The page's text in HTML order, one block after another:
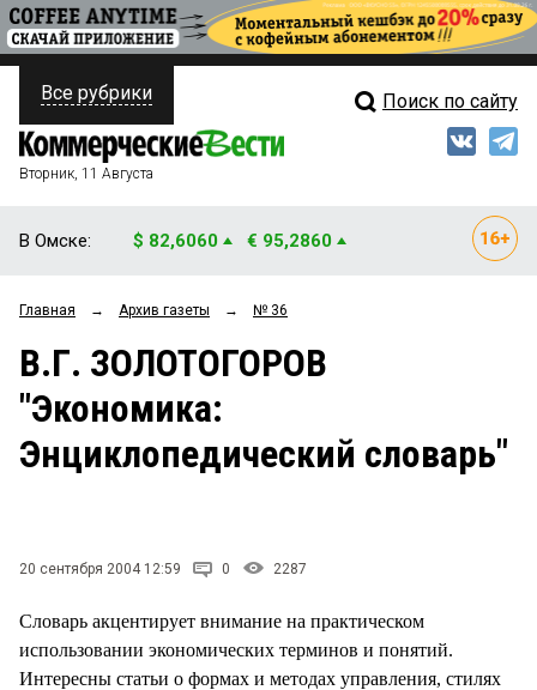
ПОЛИТИКА
ФИНАНСЫ
ОБЩЕСТВО
ЗАКОН
НОВОСТИ КОМПАНИЙ
Свежий выпуск
Рейтинги
Архив
Все рубрики Поиск по сайту
Вторник, 11 Августа
В Омске: $ 82,6060 € 95,2860
Главная → Архив газеты → № 36
В.Г. ЗОЛОТОГОРОВ
"Экономика:
Энциклопедический словарь"
20 сентября 2004 12:59 0 2287
Словарь акцентирует внимание на практическом
использовании экономических терминов и понятий.
Интересны статьи о формах и методах управления, стилях